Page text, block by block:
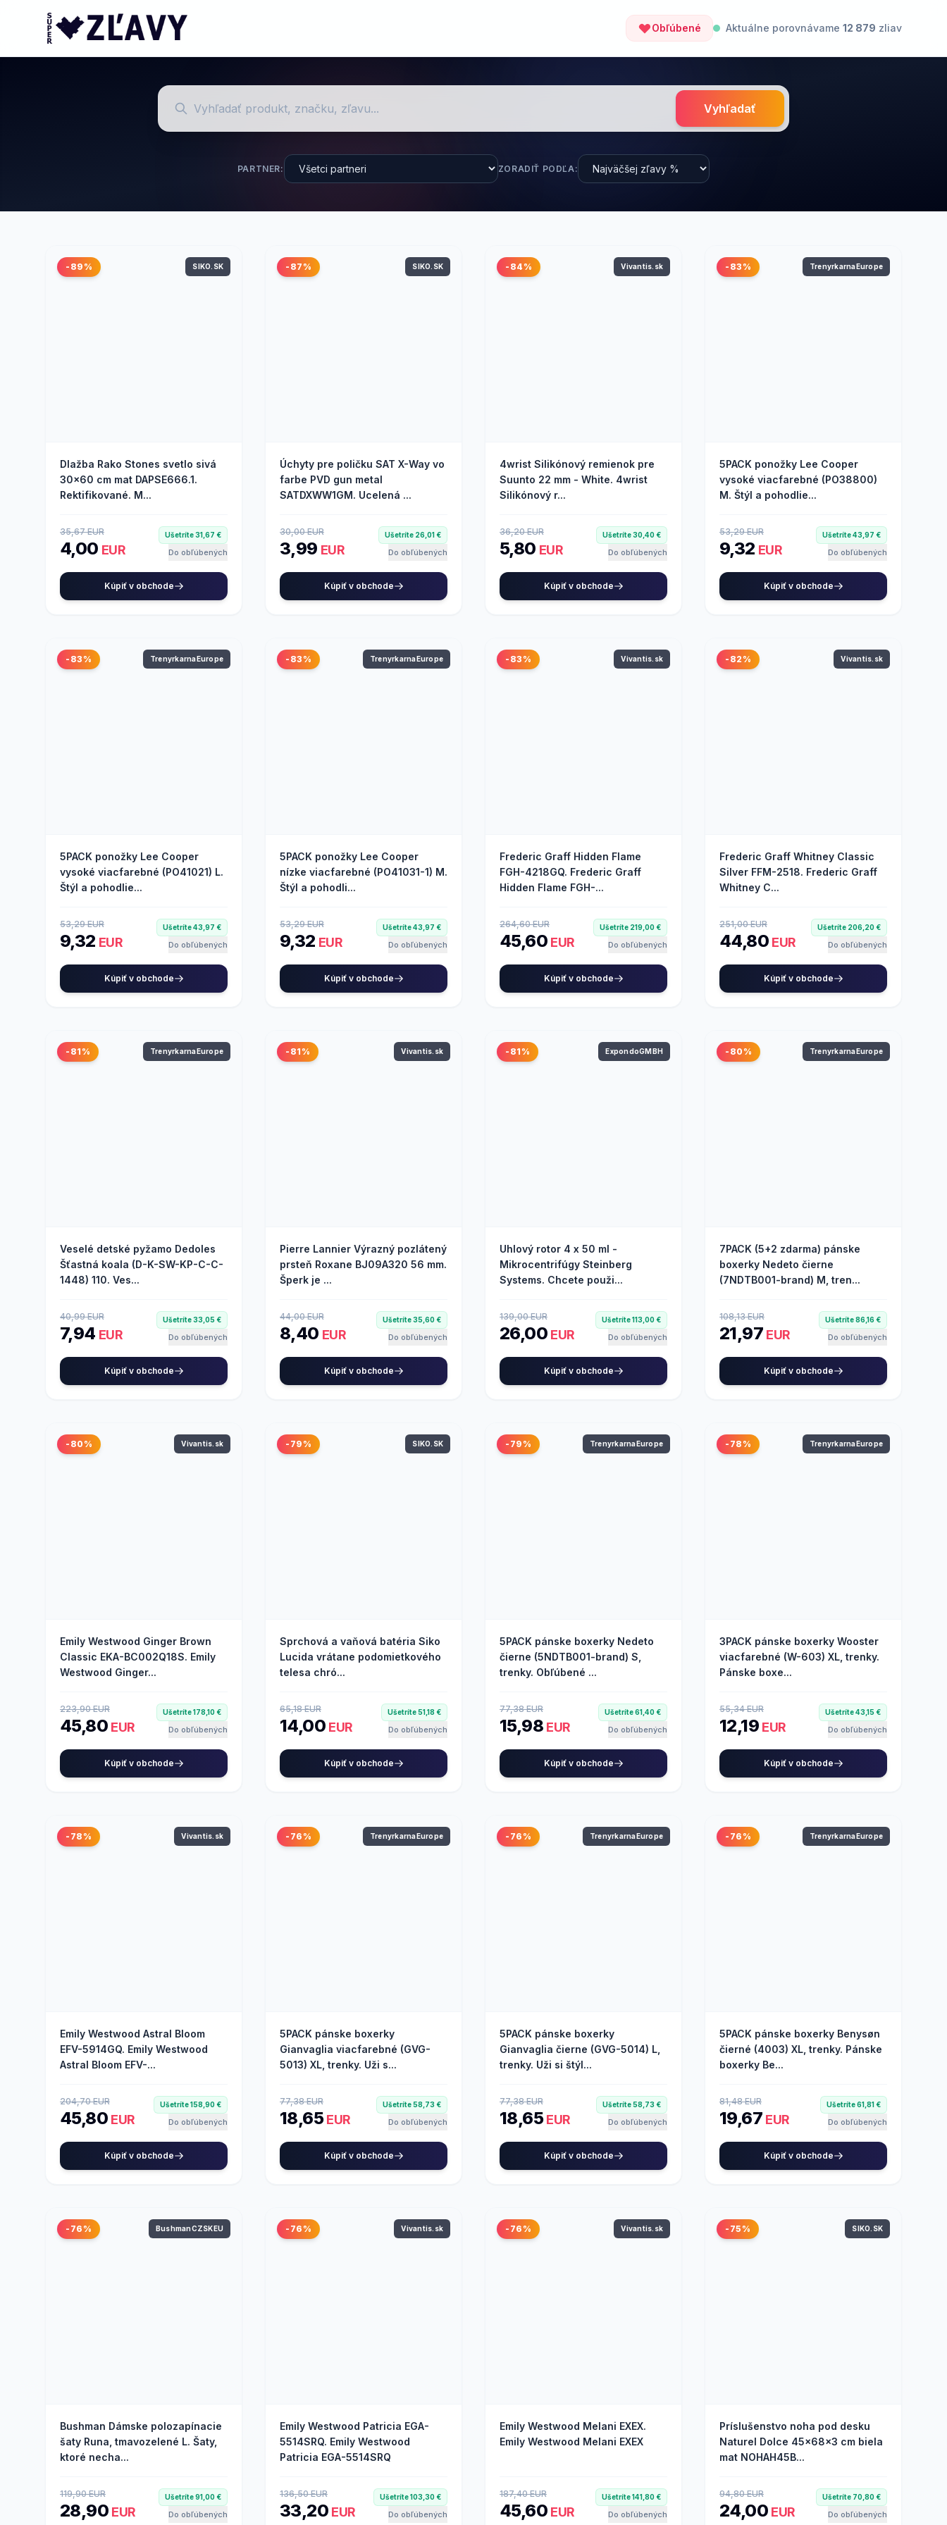
Obľúbené Aktuálne porovnávame 12 879 zliav
Vyhľadať
PARTNER: ZORADIŤ PODĽA:
-89% SIKO.SK
Dlažba Rako Stones svetlo sivá
30x60 cm mat DAPSE666.1.
Rektifikované. M...
35,67 EUR
4,00 EUR
Ušetríte 31,67 €
Do obľúbených
Kúpiť v obchode
-87% SIKO.SK
Úchyty pre poličku SAT X-Way vo
farbe PVD gun metal
SATDXWW1GM. Ucelená ...
30,00 EUR
3,99 EUR
Ušetríte 26,01 €
Do obľúbených
Kúpiť v obchode
-84% Vivantis.sk
4wrist Silikónový remienok pre
Suunto 22 mm - White. 4wrist
Silikónový r...
36,20 EUR
5,80 EUR
Ušetríte 30,40 €
Do obľúbených
Kúpiť v obchode
-83% TrenyrkarnaEurope
5PACK ponožky Lee Cooper
vysoké viacfarebné (PO38800)
M. Štýl a pohodlie...
53,29 EUR
9,32 EUR
Ušetríte 43,97 €
Do obľúbených
Kúpiť v obchode
-83% TrenyrkarnaEurope
5PACK ponožky Lee Cooper
vysoké viacfarebné (PO41021) L.
Štýl a pohodlie...
53,29 EUR
9,32 EUR
Ušetríte 43,97 €
Do obľúbených
Kúpiť v obchode
-83% TrenyrkarnaEurope
5PACK ponožky Lee Cooper
nízke viacfarebné (PO41031-1) M.
Štýl a pohodli...
53,29 EUR
9,32 EUR
Ušetríte 43,97 €
Do obľúbených
Kúpiť v obchode
-83% Vivantis.sk
Frederic Graff Hidden Flame
FGH-4218GQ. Frederic Graff
Hidden Flame FGH-...
264,60 EUR
45,60 EUR
Ušetríte 219,00 €
Do obľúbených
Kúpiť v obchode
-82% Vivantis.sk
Frederic Graff Whitney Classic
Silver FFM-2518. Frederic Graff
Whitney C...
251,00 EUR
44,80 EUR
Ušetríte 206,20 €
Do obľúbených
Kúpiť v obchode
-81% TrenyrkarnaEurope
Veselé detské pyžamo Dedoles
Šťastná koala (D-K-SW-KP-C-C-
1448) 110. Ves...
40,99 EUR
7,94 EUR
Ušetríte 33,05 €
Do obľúbených
Kúpiť v obchode
-81% Vivantis.sk
Pierre Lannier Výrazný pozlátený
prsteň Roxane BJ09A320 56 mm.
Šperk je ...
44,00 EUR
8,40 EUR
Ušetríte 35,60 €
Do obľúbených
Kúpiť v obchode
-81% ExpondoGMBH
Uhlový rotor 4 x 50 ml -
Mikrocentrifúgy Steinberg
Systems. Chcete použi...
139,00 EUR
26,00 EUR
Ušetríte 113,00 €
Do obľúbených
Kúpiť v obchode
-80% TrenyrkarnaEurope
7PACK (5+2 zdarma) pánske
boxerky Nedeto čierne
(7NDTB001-brand) M, tren...
108,13 EUR
21,97 EUR
Ušetríte 86,16 €
Do obľúbených
Kúpiť v obchode
-80% Vivantis.sk
Emily Westwood Ginger Brown
Classic EKA-BC002Q18S. Emily
Westwood Ginger...
223,90 EUR
45,80 EUR
Ušetríte 178,10 €
Do obľúbených
Kúpiť v obchode
-79% SIKO.SK
Sprchová a vaňová batéria Siko
Lucida vrátane podomietkového
telesa chró...
65,18 EUR
14,00 EUR
Ušetríte 51,18 €
Do obľúbených
Kúpiť v obchode
-79% TrenyrkarnaEurope
5PACK pánske boxerky Nedeto
čierne (5NDTB001-brand) S,
trenky. Obľúbené ...
77,38 EUR
15,98 EUR
Ušetríte 61,40 €
Do obľúbených
Kúpiť v obchode
-78% TrenyrkarnaEurope
3PACK pánske boxerky Wooster
viacfarebné (W-603) XL, trenky.
Pánske boxe...
55,34 EUR
12,19 EUR
Ušetríte 43,15 €
Do obľúbených
Kúpiť v obchode
-78% Vivantis.sk
Emily Westwood Astral Bloom
EFV-5914GQ. Emily Westwood
Astral Bloom EFV-...
204,70 EUR
45,80 EUR
Ušetríte 158,90 €
Do obľúbených
Kúpiť v obchode
-76% TrenyrkarnaEurope
5PACK pánske boxerky
Gianvaglia viacfarebné (GVG-
5013) XL, trenky. Uži s...
77,38 EUR
18,65EUR
Ušetríte 58,73 €
Do obľúbených
Kúpiť v obchode
-76% TrenyrkarnaEurope
5PACK pánske boxerky
Gianvaglia čierne (GVG-5014) L,
trenky. Uži si štýl...
77,38 EUR
18,65EUR
Ušetríte 58,73 €
Do obľúbených
Kúpiť v obchode
-76% TrenyrkarnaEurope
5PACK pánske boxerky Benysøn
čierné (4003) XL, trenky. Pánske
boxerky Be...
81,48 EUR
19,67 EUR
Ušetríte 61,81 €
Do obľúbených
Kúpiť v obchode
-76% BushmanCZSKEU
Bushman Dámske polozapínacie
šaty Runa, tmavozelené L. Šaty,
ktoré necha...
119,90 EUR
28,90 EUR
Ušetríte 91,00 €
Do obľúbených
-76% Vivantis.sk
Emily Westwood Patricia EGA-
5514SRQ. Emily Westwood
Patricia EGA-5514SRQ
136,50 EUR
33,20 EUR
Ušetríte 103,30 €
Do obľúbených
-76% Vivantis.sk
Emily Westwood Melani EXEX.
Emily Westwood Melani EXEX
187,40 EUR
45,60 EUR
Ušetríte 141,80 €
Do obľúbených
-75% SIKO.SK
Príslušenstvo noha pod desku
Naturel Dolce 45x68x3 cm biela
mat NOHAH45B...
94,80 EUR
24,00 EUR
Ušetríte 70,80 €
Do obľúbených